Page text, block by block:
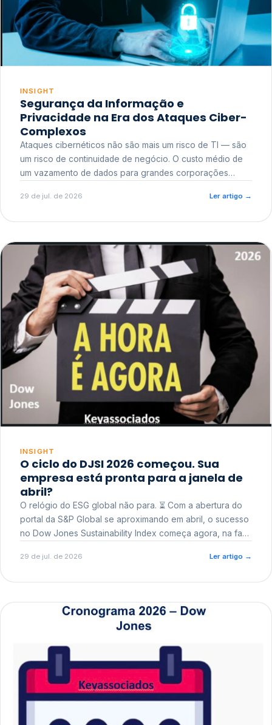
INSIGHT
Segurança da Informação e
Privacidade na Era dos Ataques Ciber-
Complexos
Ataques cibernéticos não são mais um risco de TI — são
um risco de continuidade de negócio. O custo médio de
um vazamento de dados para grandes corporações
reputacional e o risco regulatório junto a órgãos como a
29 de jul. de 2026 Ler artigo →
INSIGHT
O ciclo do DJSI 2026 começou. Sua
empresa está pronta para a janela de
abril?
O relógio do ESG global não para. ⏳ Com a abertura do
portal da S&P Global se aproximando em abril, o sucesso
no Dow Jones Sustainability Index começa agora, na fase
29 de jul. de 2026 Ler artigo →